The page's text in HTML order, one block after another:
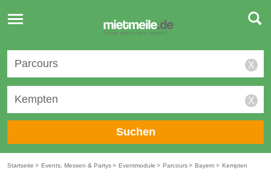
Toggle
navigation
X
X
Suchen
Startseite > Events, Messen & Partys> Eventmodule > Parcours> Bayern > Kempten